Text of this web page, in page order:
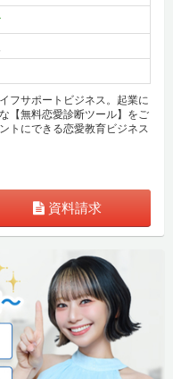
フサポートビジネス。起業に
【無料恋愛診断ツール】をご
トにできる恋愛教育ビジネス
資料請求